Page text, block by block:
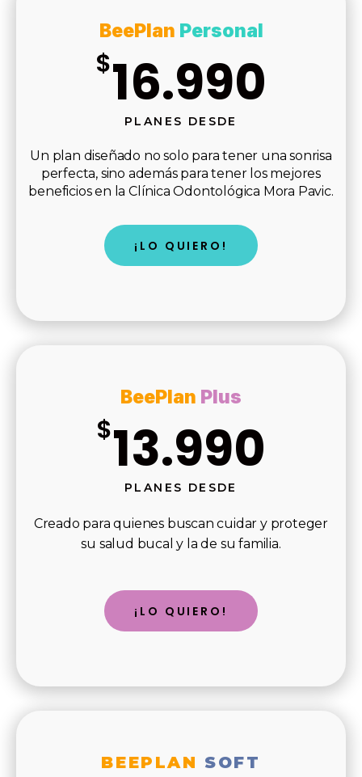
BeePlan Personal
$16.990
PLANES DESDE
Un plan diseñado no solo para tener una sonrisa
perfecta, sino además para tener los mejores
beneficios en la Clínica Odontológica Mora Pavic.
¡LO QUIERO!
BeePlan Plus
$13.990
PLANES DESDE
Creado para quienes buscan cuidar y proteger
su salud bucal y la de su familia.
¡LO QUIERO!
BEEPLAN SOFT